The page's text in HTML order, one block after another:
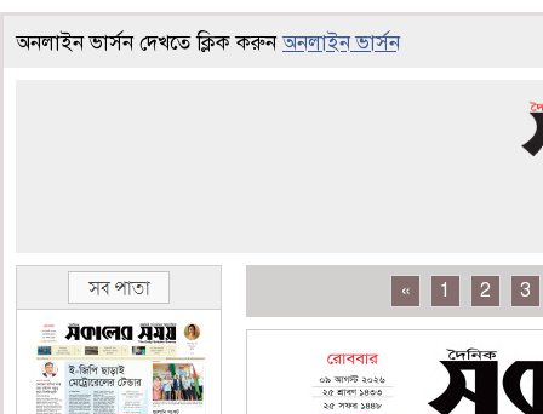
অনলাইন ভার্সন দেখতে ক্লিক করুনঅনলাইন ভার্সন
« 1 2 3